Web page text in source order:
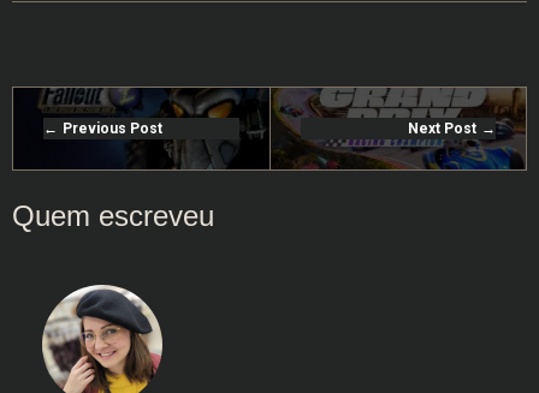
Previous Post Next Post